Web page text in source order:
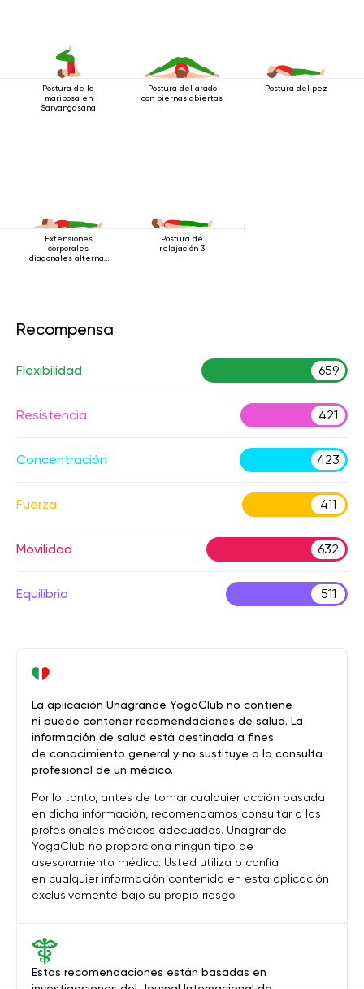
Postura de la
mariposa en
Sarvangasana
Postura del arado
con piernas abiertas
Postura del pez
Extensiones
corporales
diagonales alternas
Postura de
relajación 3
Recompensa
Flexibilidad 659
Resistencia 421
Concentración 423
Fuerza 411
Movilidad 632
Equilibrio 511
Estas recomendaciones están basadas en
La aplicación Unagrande YogaClub no contiene
ni puede contener recomendaciones de salud. La
información de salud está destinada a fines
de conocimiento general y no sustituye a la consulta
profesional de un médico.
Por lo tanto, antes de tomar cualquier acción basada
en dicha información, recomendamos consultar a los
profesionales médicos adecuados. Unagrande
YogaClub no proporciona ningún tipo de
asesoramiento médico. Usted utiliza o confía
en cualquier información contenida en esta aplicación
exclusivamente bajo su propio riesgo.